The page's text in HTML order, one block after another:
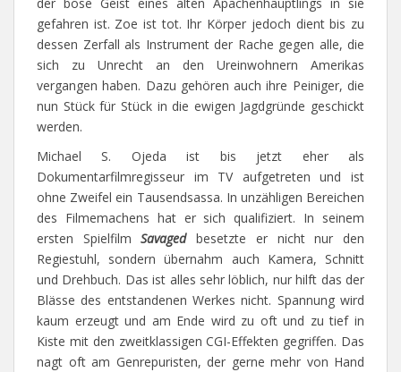
gefahren ist. Zoe ist tot. Ihr Körper jedoch dient bis zu
dessen Zerfall als Instrument der Rache gegen alle, die
sich zu Unrecht an den Ureinwohnern Amerikas
vergangen haben. Dazu gehören auch ihre Peiniger, die
nun Stück für Stück in die ewigen Jagdgründe geschickt
werden.
Michael S. Ojeda ist bis jetzt eher als
Dokumentarfilmregisseur im TV aufgetreten und ist
ohne Zweifel ein Tausendsassa. In unzähligen Bereichen
des Filmemachens hat er sich qualifiziert. In seinem
ersten SpielfilmSavagedbesetzte er nicht nur den
Regiestuhl, sondern übernahm auch Kamera, Schnitt
und Drehbuch. Das ist alles sehr löblich, nur hilft das der
Blässe des entstandenen Werkes nicht. Spannung wird
kaum erzeugt und am Ende wird zu oft und zu tief in
Kiste mit den zweitklassigen CGI-Effekten gegriffen. Das
nagt oft am Genrepuristen, der gerne mehr von Hand